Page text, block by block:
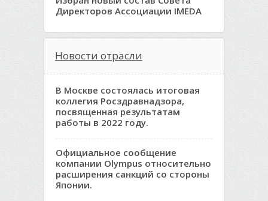
Директоров Ассоциации IMEDA
Новости отрасли
В Москве состоялась итоговая
коллегия Росздравнадзора,
посвященная результатам
работы в 2022 году.
Официальное сообщение
компании Olympus относительно
расширения санкций со стороны
Японии.